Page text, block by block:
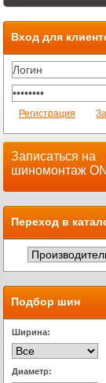
Вход для
Регистрация
Записаться на
шиномонтаж
Переход в
Подбор шин
Ширина:
Диаметр: